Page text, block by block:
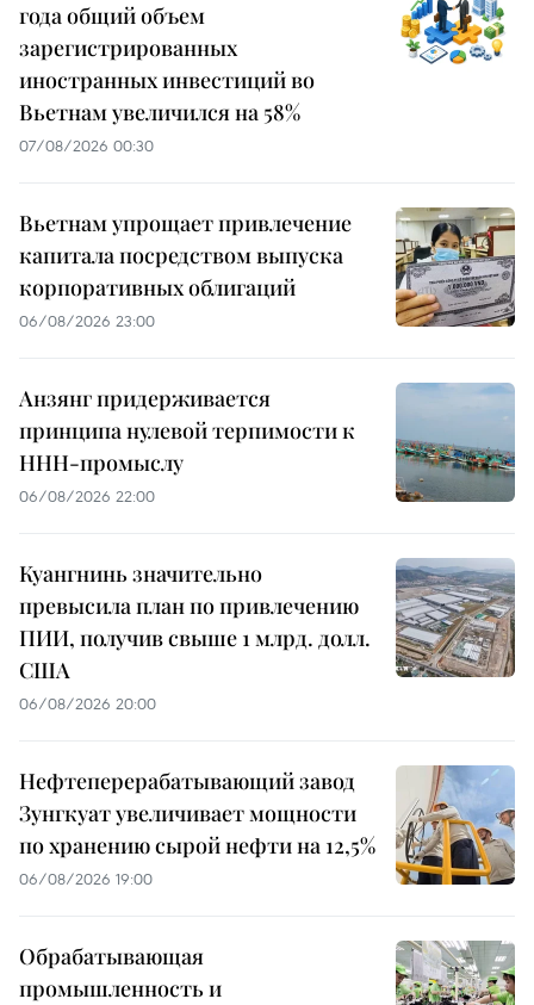
года общий объем
зарегистрированных
иностранных инвестиций во
Вьетнам увеличился на 58%
07/08/2026 00:30
Вьетнам упрощает привлечение
капитала посредством выпуска
корпоративных облигаций
06/08/2026 23:00
Анзянг придерживается
принципа нулевой терпимости к
ННН-промыслу
06/08/2026 22:00
Куангнинь значительно
превысила план по привлечению
ПИИ, получив свыше 1 млрд. долл.
США
06/08/2026 20:00
Нефтеперерабатывающий завод
Зунгкуат увеличивает мощности
по хранению сырой нефти на 12,5%
06/08/2026 19:00
Обрабатывающая
промышленность и